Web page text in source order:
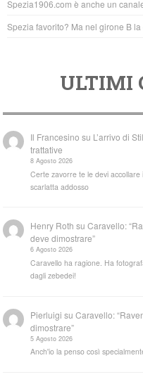
Spezia1906.com è anche un
Spezia favorito? Ma nel girone B
ULTIMI
Il Francesino su L’arrivo di
trattative
8 Agosto 2026
Certe zavorre te le devi
scarlatta addosso
Henry Roth suCaravello:
deve dimostrare”
6 Agosto 2026
Caravello ha ragione. Ha
dagli zebedei!
Pierluigi suCaravello:
dimostrare”
5 Agosto 2026
Anch'io la penso così